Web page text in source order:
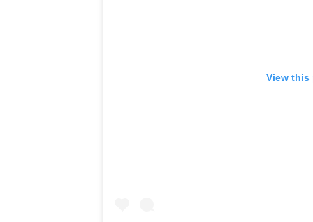
View this